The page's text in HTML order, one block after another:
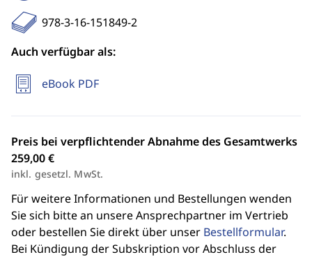
978-3-16-151849-2
Auch verfügbar als:
eBook PDF
Preis bei verpflichtender Abnahme des Gesamtwerks
259,00 €
inkl. gesetzl. MwSt.
Für weitere Informationen und Bestellungen wenden
Sie sich bitte an unsere Ansprechpartner im Vertrieb
oder bestellen Sie direkt über unser Bestellformular.
Bei Kündigung der Subskription vor Abschluss der